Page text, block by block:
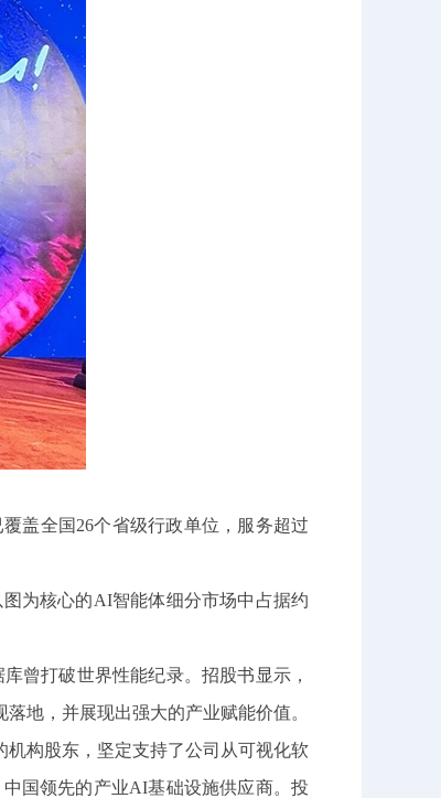
盖全国26个省级行政单位，服务超过
为核心的AI智能体细分市场中占据约
曾打破世界性能纪录。招股书显示，
地，并展现出强大的产业赋能价值。
构股东，坚定支持了公司从可视化软
国领先的产业AI基础设施供应商。投